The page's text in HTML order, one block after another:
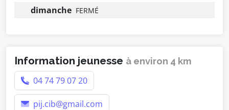
dimanche FERMÉ
Information jeunesse à environ 4 km
04 74 79 07 20
pij.cib@gmail.com